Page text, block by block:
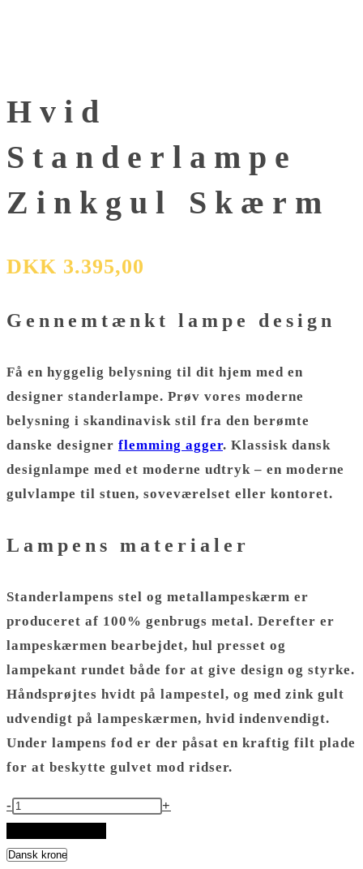
Hvid
Standerlampe
Zinkgul Skærm
DKK 3.395,00
Gennemtænkt lampe design
Få en hyggelig belysning til dit hjem med en
designer standerlampe. Prøv vores moderne
belysning i skandinavisk stil fra den berømte
danske designer flemming agger. Klassisk dansk
designlampe med et moderne udtryk – en moderne
gulvlampe til stuen, soveværelset eller kontoret.
Lampens materialer
Standerlampens stel og metallampeskærm er
produceret af 100% genbrugs metal. Derefter er
lampeskærmen bearbejdet, hul presset og
lampekant rundet både for at give design og styrke.
Håndsprøjtes hvidt på lampestel, og med zink gult
udvendigt på lampeskærmen, hvid indenvendigt.
Under lampens fod er der påsat en kraftig filt plade
for at beskytte gulvet mod ridser.
Hvid
Zinkgul
- +